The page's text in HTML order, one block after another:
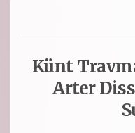
Künt
Arter